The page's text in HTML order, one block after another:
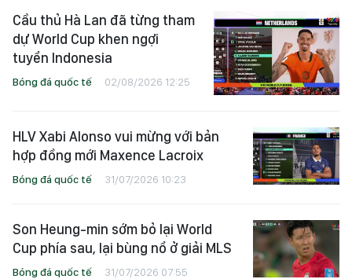
Cầu thủ Hà Lan đã từng tham
dự World Cup khen ngợi
tuyển Indonesia
Bóng đá quốc tế 02/08/2026 12:25
HLV Xabi Alonso vui mừng với bản
hợp đồng mới Maxence Lacroix
Bóng đá quốc tế 31/07/2026 10:23
Son Heung-min sớm bỏ lại World
Cup phía sau, lại bùng nổ ở giải MLS
Bóng đá quốc tế 31/07/2026 07:55